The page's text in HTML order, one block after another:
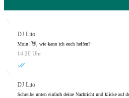
DJ Lito
Moin! 👋, wie kann ich euch helfen?
14:20 Uhr
DJ Lito
Schreibe unten einfach deine Nachricht und klicke auf